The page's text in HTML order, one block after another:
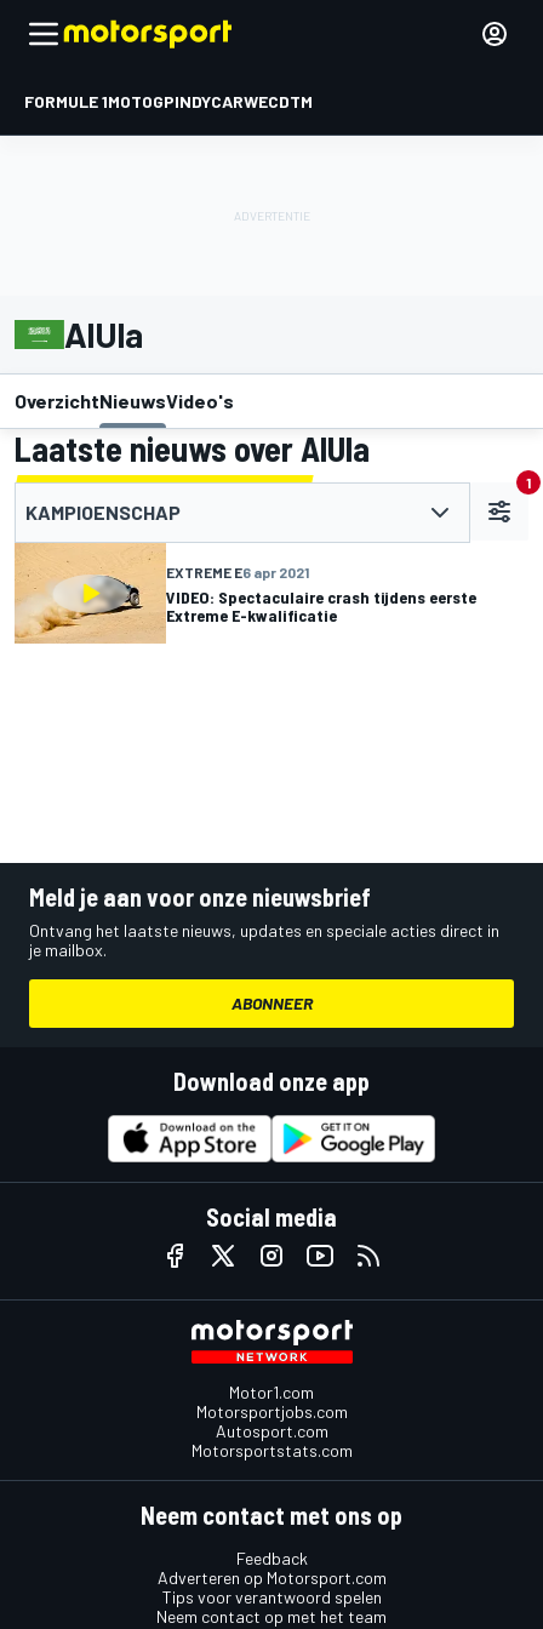
FORMULE 1MOTOGPINDYCARWECDTM
AlUla
OverzichtNieuwsVideo's
Laatste nieuws over AlUla
KAMPIOENSCHAP
1
EXTREME E6 apr 2021
VIDEO: Spectaculaire crash tijdens eerste
Extreme E-kwalificatie
Meld je aan voor onze nieuwsbrief
Ontvang het laatste nieuws, updates en speciale acties direct in
je mailbox.
ABONNEER
Download onze app
Social media
Motor1.com
Motorsportjobs.com
Autosport.com
Motorsportstats.com
Neem contact met ons op
Feedback
Adverteren op Motorsport.com
Tips voor verantwoord spelen
Neem contact op met het team